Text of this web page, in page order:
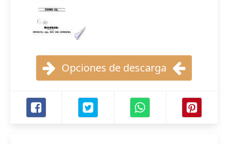
Opciones de descarga